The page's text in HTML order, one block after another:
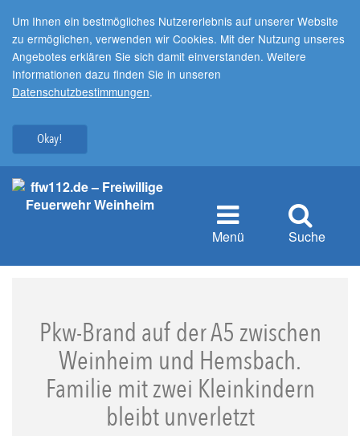
Um Ihnen ein bestmögliches Nutzererlebnis auf unserer Website
zu ermöglichen, verwenden wir Cookies. Mit der Nutzung unseres
Angebotes erklären Sie sich damit einverstanden. Weitere
Informationen dazu finden Sie in unseren
Datenschutzbestimmungen.
Okay!
Menü Suche
Pkw-Brand auf der A5 zwischen
Weinheim und Hemsbach.
Familie mit zwei Kleinkindern
bleibt unverletzt